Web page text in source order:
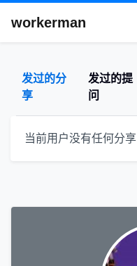
workerman
发过的分
享
发过的提
问
当前用户没有任何分享